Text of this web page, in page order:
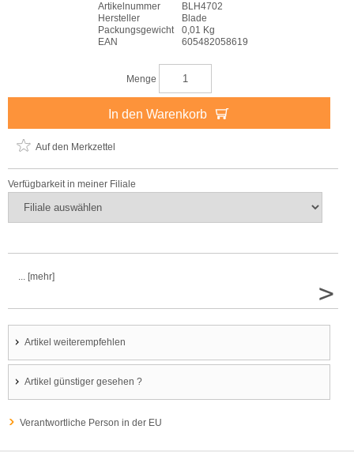
Artikelnummer
BLH4702
Hersteller
Blade
Packungsgewicht
0,01 Kg
EAN
605482058619
Menge
In den Warenkorb
Auf den Merkzettel
Verfügbarkeit in meiner Filiale
... [mehr]
>
Artikel weiterempfehlen
Artikel günstiger gesehen ?
Verantwortliche Person in der EU